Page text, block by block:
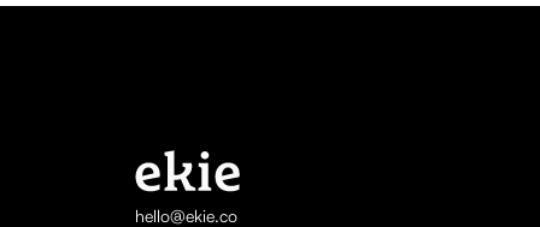
hello@ekie.co